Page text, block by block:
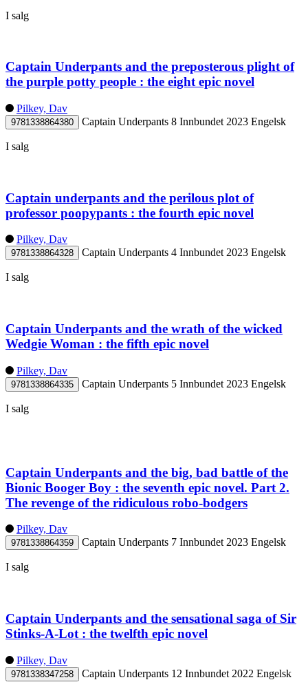
I salg
Captain Underpants and the preposterous plight of
the purple potty people : the eight epic novel
Pilkey, Dav
9781338864380 Captain Underpants 8 Innbundet 2023 Engelsk
I salg
Captain underpants and the perilous plot of
professor poopypants : the fourth epic novel
Pilkey, Dav
9781338864328 Captain Underpants 4 Innbundet 2023 Engelsk
I salg
Captain Underpants and the wrath of the wicked
Wedgie Woman : the fifth epic novel
Pilkey, Dav
9781338864335 Captain Underpants 5 Innbundet 2023 Engelsk
I salg
Captain Underpants and the big, bad battle of the
Bionic Booger Boy : the seventh epic novel. Part 2.
The revenge of the ridiculous robo-bodgers
Pilkey, Dav
9781338864359 Captain Underpants 7 Innbundet 2023 Engelsk
I salg
Captain Underpants and the sensational saga of Sir
Stinks-A-Lot : the twelfth epic novel
Pilkey, Dav
9781338347258 Captain Underpants 12 Innbundet 2022 Engelsk